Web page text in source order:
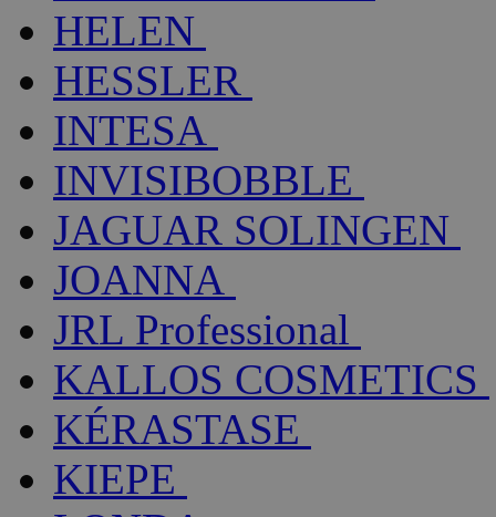
HELEN
HESSLER
INTESA
INVISIBOBBLE
JAGUAR SOLINGEN
JOANNA
JRL Professional
KALLOS COSMETICS
KÉRASTASE
KIEPE